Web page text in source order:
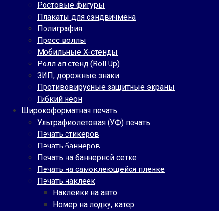
Ростовые фигуры
Плакаты для сэндвичмена
Полиграфия
Пресс воллы
Мобильные Х-стенды
Ролл ап стенд (Roll Up)
ЗИП, дорожные знаки
Противовирусные защитные экраны
Гибкий неон
Широкоформатная печать
Ультрафиолетовая (УФ) печать
Печать стикеров
Печать баннеров
Печать на баннерной сетке
Печать на самоклеющейся пленке
Печать наклеек
Наклейки на авто
Номер на лодку, катер